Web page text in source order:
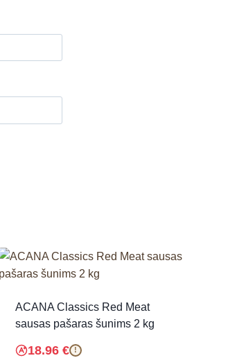
ACANA Classics Red Meat
sausas pašaras šunims 2 kg
18.96 € !